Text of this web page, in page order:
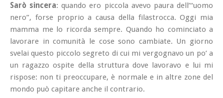
Sarò sincera: quando ero piccola avevo paura dell’“uomo
nero”, forse proprio a causa della filastrocca. Oggi mia
mamma me lo ricorda sempre. Quando ho cominciato a
lavorare in comunità le cose sono cambiate. Un giorno
svelai questo piccolo segreto di cui mi vergognavo un po’ a
un ragazzo ospite della struttura dove lavoravo e lui mi
rispose: non ti preoccupare, è normale e in altre zone del
mondo può capitare anche il contrario.